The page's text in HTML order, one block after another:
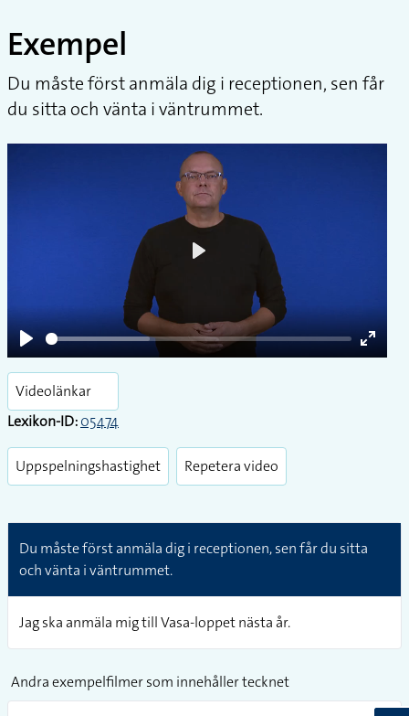
Exempel
Du måste först anmäla dig i receptionen, sen får
du sitta och vänta i väntrummet.
Play
Enter
Videolänkar
Lexikon-ID:05474
Uppspelningshastighet Repetera video
Du måste först anmäla dig i receptionen, sen får du sitta
och vänta i väntrummet.
Jag ska anmäla mig till Vasa-loppet nästa år.
Andra exempelfilmer som innehåller tecknet